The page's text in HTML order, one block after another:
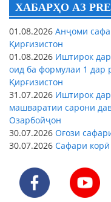
ХАБАРҲО АЗ
01.08.2026 Анҷоми
Қирғизистон
01.08.2026 Иштирок
оид ба формулаи 1 дар
Қирғизистон
31.07.2026 Иштирок
машваратии сарони
Озарбойҷон
30.07.2026 Оғози
30.07.2026 Сафари